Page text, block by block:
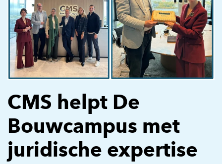
CMS helpt De
Bouwcampus met
juridische expertise